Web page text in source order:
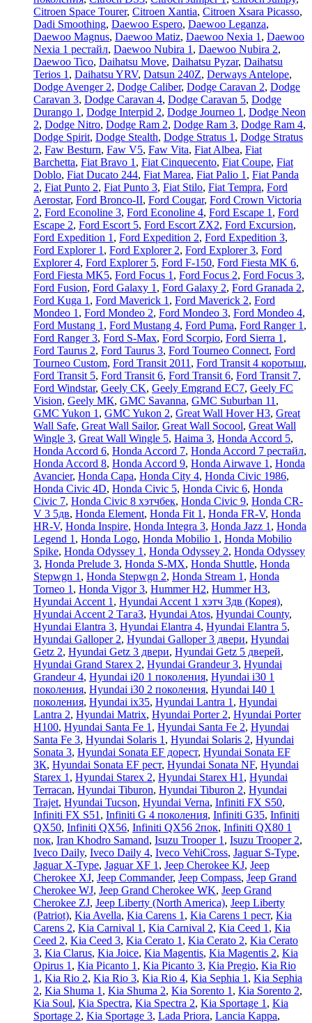
Citroen Space Tourer, Citroen Xantia, Citroen Xsara Picasso,
Dadi Smoothing, Daewoo Espero, Daewoo Leganza,
Daewoo Magnus, Daewoo Matiz, Daewoo Nexia 1 , Daewoo
Nexia 1 рестайл, Daewoo Nubira 1 , Daewoo Nubira 2,
Daewoo Tico, Daihatsu Move, Daihatsu Pyzar, Daihatsu
Terios 1 , Daihatsu YRV, Datsun 240Z, Derways Antelope,
Dodge Avenger 2, Dodge Caliber, Dodge Caravan 2, Dodge
Caravan 3, Dodge Caravan 4, Dodge Caravan 5, Dodge
Durango 1 , Dodge Interpid 2, Dodge Journeo 1 , Dodge Neon
2, Dodge Nitro, Dodge Ram 2, Dodge Ram 3, Dodge Ram 4,
Dodge Spirit, Dodge Stealth, Dodge Stratus 1 , Dodge Stratus
2, Faw Besturn, Faw V5, Faw Vita, Fiat Albea, Fiat
Barchetta, Fiat Bravo 1 , Fiat Cinquecento, Fiat Coupe, Fiat
Doblo, Fiat Ducato 244, Fiat Marea, Fiat Palio 1 , Fiat Panda
2, Fiat Punto 2, Fiat Punto 3, Fiat Stilo, Fiat Tempra, Ford
Aerostar, Ford Bronco-II, Ford Cougar, Ford Crown Victoria
2, Ford Econoline 3, Ford Econoline 4, Ford Escape 1 , Ford
Escape 2, Ford Escort 5, Ford Escort ZX2, Ford Excursion,
Ford Expedition 1 , Ford Expedition 2, Ford Expedition 3,
Ford Explorer 1 , Ford Explorer 2, Ford Explorer 3, Ford
Explorer 4, Ford Explorer 5, Ford F-150, Ford Fiesta MK 6,
Ford Fiesta MK5, Ford Focus 1 , Ford Focus 2, Ford Focus 3,
Ford Fusion, Ford Galaxy 1 , Ford Galaxy 2, Ford Granada 2,
Ford Kuga 1 , Ford Maverick 1 , Ford Maverick 2, Ford
Mondeo 1 , Ford Mondeo 2, Ford Mondeo 3, Ford Mondeo 4,
Ford Mustang 1 , Ford Mustang 4, Ford Puma, Ford Ranger 1 ,
Ford Ranger 3, Ford S-Max, Ford Scorpio, Ford Sierra 1 ,
Ford Taurus 2, Ford Taurus 3, Ford Tourneo Connect, Ford
Tourneo Custom, Ford Transit 2011 , Ford Transit 4 коротыш,
Ford Transit 5, Ford Transit 6, Ford Transit 6, Ford Transit 7,
Ford Windstar, Geely CK, Geely Emgrand EC7, Geely FC
Vision, Geely МК, GMC Savanna, GMC Suburban 11 ,
GMC Yukon 1 , GMC Yukon 2, Great Wall Hover H3, Great
Wall Safe, Great Wall Sailor, Great Wall Socool, Great Wall
Wingle 3, Great Wall Wingle 5, Haima 3, Honda Accord 5,
Honda Accord 6, Honda Accord 7, Honda Accord 7 рестайл,
Honda Accord 8, Honda Accord 9, Honda Airwave 1 , Honda
Avancier, Honda Capa, Honda City 4, Honda Civic 1986,
Honda Civic 4D, Honda Civic 5, Honda Civic 6, Honda
Civic 7, Honda Civic 8 хэтчбек, Honda Civic 9, Honda CR-
V 3 5дв, Honda Element, Honda Fit 1 , Honda FR-V, Honda
HR-V, Honda Inspire, Honda Integra 3, Honda Jazz 1 , Honda
Legend 1 , Honda Logo, Honda Mobilio 1 , Honda Mobilio
Spike, Honda Odyssey 1 , Honda Odyssey 2, Honda Odyssey
3, Honda Prelude 3, Honda S-MX, Honda Shuttle, Honda
Stepwgn 1 , Honda Stepwgn 2, Honda Stream 1 , Honda
Torneo 1 , Honda Vigor 3, Hummer H2, Hummer H3,
Hyundai Accent 1 , Hyundai Accent 1 хэтч 3дв (Корея),
Hyundai Accent 2 ТагаЗ, Hyundai Atos, Hyundai County,
Hyundai Elantra 3, Hyundai Elantra 4, Hyundai Elantra 5,
Hyundai Galloper 2, Hyundai Galloper 3 двери, Hyundai
Getz 2, Hyundai Getz 3 двери, Hyundai Getz 5 дверей,
Hyundai Grand Starex 2, Hyundai Grandeur 3, Hyundai
Grandeur 4, Hyundai i20 1 поколения, Hyundai i30 1
поколения, Hyundai i30 2 поколения, Hyundai I40 1
поколения, Hyundai ix35, Hyundai Lantra 1 , Hyundai
Lantra 2, Hyundai Matrix, Hyundai Porter 2, Hyundai Porter
H100, Hyundai Santa Fe 1 , Hyundai Santa Fe 2, Hyundai
Santa Fe 3, Hyundai Solaris 1 , Hyundai Solaris 2, Hyundai
Sonata 3, Hyundai Sonata EF дорест, Hyundai Sonata EF
ЗК, Hyundai Sonata EF рест, Hyundai Sonata NF, Hyundai
Starex 1 , Hyundai Starex 2, Hyundai Starex H1 , Hyundai
Terracan, Hyundai Tiburon, Hyundai Tiburon 2, Hyundai
Trajet, Hyundai Tucson, Hyundai Verna, Infiniti FX S50,
Infiniti FX S51 , Infiniti G 4 поколения, Infiniti G35, Infiniti
QX50, Infiniti QX56, Infiniti QX56 2пок, Infiniti QX80 1
пок, Iran Khodro Samand, Isuzu Trooper 1 , Isuzu Trooper 2,
Iveco Daily, Iveco Daily 4, Iveco VehiCross, Jaguar S-Type,
Jaguar X-Type, Jaguar XF 1 , Jeep Cherokee KJ, Jeep
Cherokee XJ, Jeep Commander, Jeep Compass, Jeep Grand
Cherokee WJ, Jeep Grand Cherokee WK, Jeep Grand
Cherokee ZJ, Jeep Liberty (North America), Jeep Liberty
(Patriot), Kia Avella, Kia Carens 1 , Kia Carens 1 рест, Kia
Carens 2, Kia Carnival 1 , Kia Carnival 2, Kia Ceed 1 , Kia
Ceed 2, Kia Ceed 3, Kia Cerato 1 , Kia Cerato 2, Kia Cerato
3, Kia Clarus, Kia Joice, Kia Magentis, Kia Magentis 2, Kia
Opirus 1 , Kia Picanto 1 , Kia Picanto 3, Kia Pregio, Kia Rio
1 , Kia Rio 2, Kia Rio 3, Kia Rio 4, Kia Sephia 1 , Kia Sephia
2, Kia Shuma 1 , Kia Shuma 2, Kia Sorento 1 , Kia Sorento 2,
Kia Soul, Kia Spectra, Kia Spectra 2, Kia Sportage 1 , Kia
Sportage 2, Kia Sportage 3, Lada Priora, Lancia Kappa,